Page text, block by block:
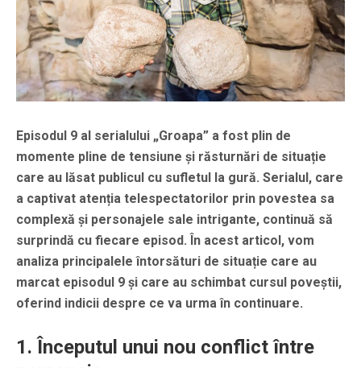
Episodul 9 al serialului „Groapa” a fost plin de
momente pline de tensiune și răsturnări de situație
care au lăsat publicul cu sufletul la gură. Serialul, care
a captivat atenția telespectatorilor prin povestea sa
complexă și personajele sale intrigante, continuă să
surprindă cu fiecare episod. În acest articol, vom
analiza principalele întorsături de situație care au
marcat episodul 9 și care au schimbat cursul poveștii,
oferind indicii despre ce va urma în continuare.
1. Începutul unui nou conflict între